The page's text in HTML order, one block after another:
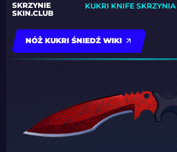
SKRZYNIE
SKIN.CLUB
KUKRI KNIFE SKRZYNIA
NÓŻ KUKRI ŚNIEDŹ WIKI